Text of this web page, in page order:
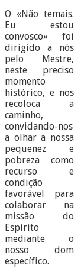
O «Não temais.
Eu estou
convosco» foi
dirigido a nós
pelo Mestre,
neste preciso
momento
histórico, e nos
recoloca a
caminho,
convidando-nos
a olhar a nossa
pequenez e
pobreza como
recurso e
condição
favorável para
colaborar na
missão do
Espírito
mediante o
nosso dom
específico.